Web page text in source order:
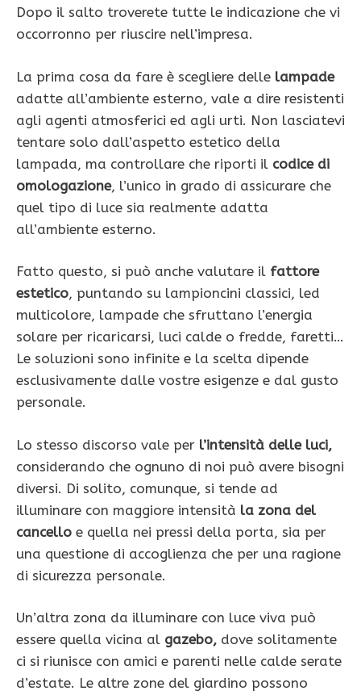
Dopo il salto troverete tutte le indicazione che vi
occorronno per riuscire nell’impresa.
La prima cosa da fare è scegliere delle lampade
adatte all’ambiente esterno, vale a dire resistenti
agli agenti atmosferici ed agli urti. Non lasciatevi
tentare solo dall’aspetto estetico della
lampada, ma controllare che riporti il codice di
omologazione, l’unico in grado di assicurare che
quel tipo di luce sia realmente adatta
all’ambiente esterno.
Fatto questo, si può anche valutare il fattore
estetico, puntando su lampioncini classici, led
multicolore, lampade che sfruttano l’energia
solare per ricaricarsi, luci calde o fredde, faretti…
Le soluzioni sono infinite e la scelta dipende
esclusivamente dalle vostre esigenze e dal gusto
personale.
Lo stesso discorso vale per l’intensità delle luci,
considerando che ognuno di noi può avere bisogni
diversi. Di solito, comunque, si tende ad
illuminare con maggiore intensità la zona del
cancello e quella nei pressi della porta, sia per
una questione di accoglienza che per una ragione
di sicurezza personale.
Un’altra zona da illuminare con luce viva può
essere quella vicina al gazebo, dove solitamente
ci si riunisce con amici e parenti nelle calde serate
d’estate. Le altre zone del giardino possono